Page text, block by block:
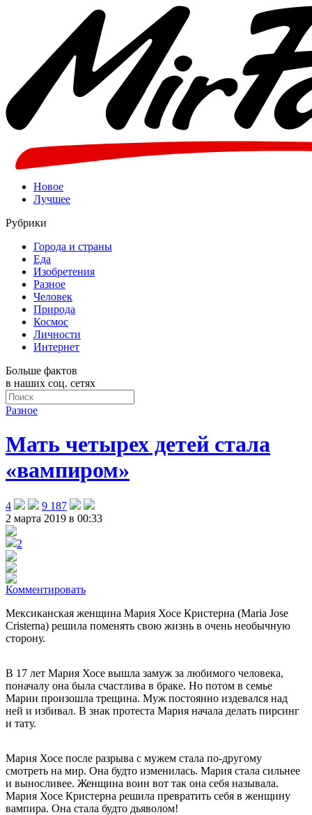
Новое
Лучшее
Рубрики
Города и страны
Еда
Изобретения
Разное
Человек
Природа
Космос
Личности
Интернет
Больше фактов
в наших соц. сетях
Разное
Мать четырех детей стала
«вампиром»
4
9 187
2 марта 2019 в 00:33
2
Комментировать
Мексиканская женщина Мария Хосе Кристерна (Maria Jose
Cristerna) решила поменять свою жизнь в очень необычную
сторону.
В 17 лет Мария Хосе вышла замуж за любимого человека,
поначалу она была счастлива в браке. Но потом в семье
Марии произошла трещина. Муж постоянно издевался над
ней и избивал. В знак протеста Мария начала делать пирсинг
и тату.
Мария Хосе после разрыва с мужем стала по-другому
смотреть на мир. Она будто изменилась. Мария стала сильнее
и выносливее. Женщина воин вот так она себя называла.
Мария Хосе Кристерна решила превратить себя в женщину
вампира. Она стала будто дьяволом!